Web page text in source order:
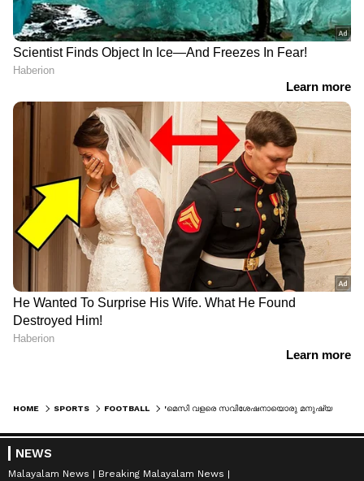
HOME SPORTS FOOTBALL 'മെസി വളരെ സവിശേഷനായൊരു മനുഷ്യൻ..'; പ്രശംസകളുമായി ഡേവിഡ് ബെക്കാം
NEWS
Malayalam News
Breaking Malayalam News